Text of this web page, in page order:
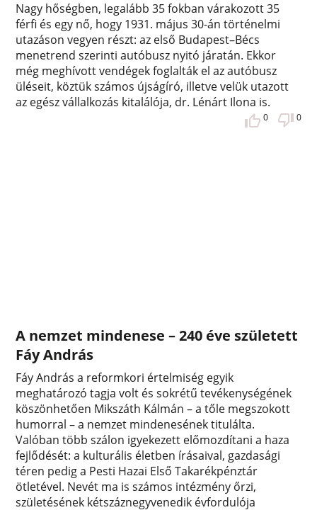
Nagy hőségben, legalább 35 fokban várakozott 35
férfi és egy nő, hogy 1931. május 30-án történelmi
utazáson vegyen részt: az első Budapest–Bécs
menetrend szerinti autóbusz nyitó járatán. Ekkor
még meghívott vendégek foglalták el az autóbusz
üléseit, köztük számos újságíró, illetve velük utazott
az egész vállalkozás kitalálója, dr. Lénárt Ilona is.
0 0
A nemzet mindenese – 240 éve született
Fáy András
Fáy András a reformkori értelmiség egyik
meghatározó tagja volt és sokrétű tevékenységének
köszönhetően Mikszáth Kálmán – a tőle megszokott
humorral – a nemzet mindenesének titulálta.
Valóban több szálon igyekezett előmozdítani a haza
fejlődését: a kulturális életben írásaival, gazdasági
téren pedig a Pesti Hazai Első Takarékpénztár
ötletével. Nevét ma is számos intézmény őrzi,
születésének kétszáznegyvenedik évfordulója